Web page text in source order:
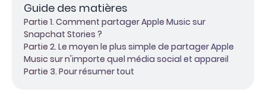
Guide des matières
Partie 1. Comment partager Apple Music sur
Snapchat Stories ?
Partie 2. Le moyen le plus simple de partager Apple
Music sur n'importe quel média social et appareil
Partie 3. Pour résumer tout